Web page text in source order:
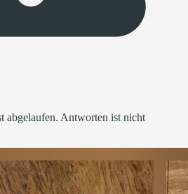
abgelaufen. Antworten ist nicht